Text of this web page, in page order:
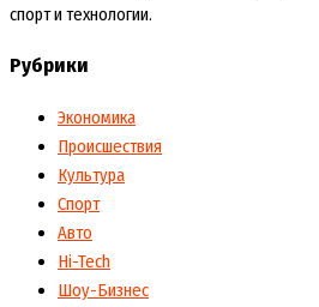
спорт и технологии.
Рубрики
Экономика
Происшествия
Культура
Спорт
Авто
Hi-Tech
Шоу-Бизнес